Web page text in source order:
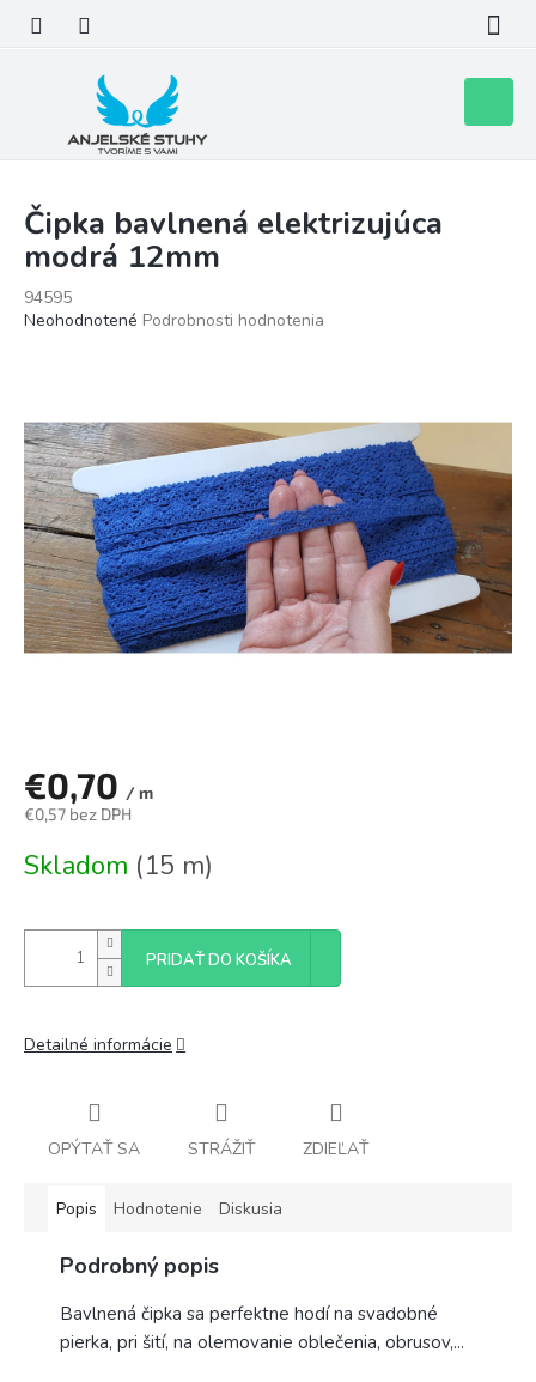
obsah
košík
Čipka bavlnená elektrizujúca
modrá 12mm
94595
Priemerné
z
5
hviezdičiek.
Neohodnotené Podrobnosti hodnotenia
€0,70 / m
€0,57 bez DPH
cena:
Skladom (15 m)
PRIDAŤ DO KOŠÍKA
Detailné informácie
OPÝTAŤ SA STRÁŽIŤ ZDIEĽAŤ
Popis Hodnotenie Diskusia
Podrobný popis
Bavlnená čipka sa perfektne hodí na svadobné
pierka, pri šití, na olemovanie oblečenia, obrusov,...